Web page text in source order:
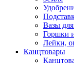
Вазы
Горшки
Лейки,
Канцтовары